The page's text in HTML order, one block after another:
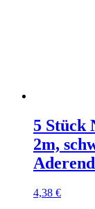
5 Stück
2m,
4,38 €